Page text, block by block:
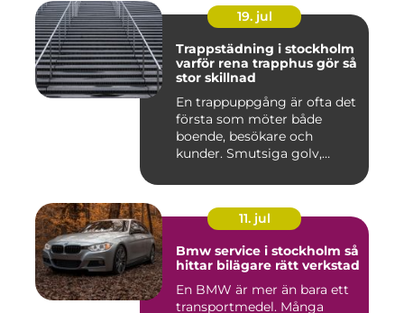
19. jul
Trappstädning i stockholm
varför rena trapphus gör så
stor skillnad
En trappuppgång är ofta det
första som möter både
boende, besökare och
kunder. Smutsiga golv,
11. jul
Bmw service i stockholm så
hittar bilägare rätt verkstad
En BMW är mer än bara ett
transportmedel. Många